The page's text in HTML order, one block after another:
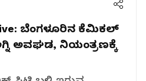
ಬೆಂಗಳೂರಿನ ಕೆಮಿಕಲ್
ಅವಘಡ, ನಿಯಂತ್ರಣಕ್ಕೆ